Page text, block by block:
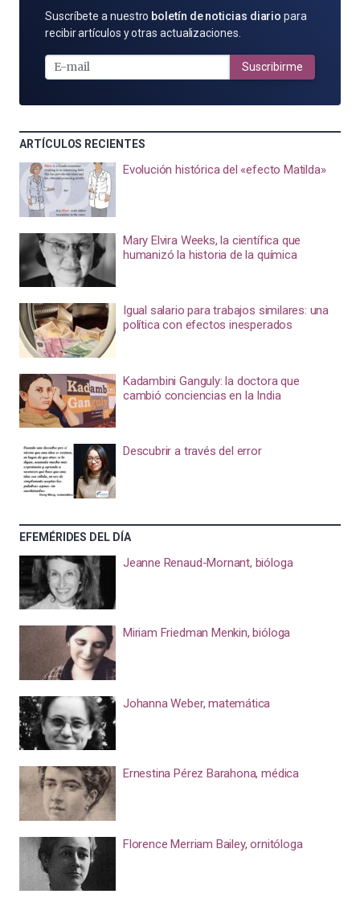
SUSCRÍBETE
POR
MAIL
Suscríbete a nuestro boletín de noticias diario para
recibir artículos y otras actualizaciones.
Suscribirme
ARTÍCULOS RECIENTES
Evolución histórica del «efecto Matilda»
Mary Elvira Weeks, la científica que
humanizó la historia de la química
Igual salario para trabajos similares: una
política con efectos inesperados
Kadambini Ganguly: la doctora que
cambió conciencias en la India
Descubrir a través del error
EFEMÉRIDES DEL DÍA
Jeanne Renaud-Mornant, bióloga
Miriam Friedman Menkin, bióloga
Johanna Weber, matemática
Ernestina Pérez Barahona, médica
Florence Merriam Bailey, ornitóloga